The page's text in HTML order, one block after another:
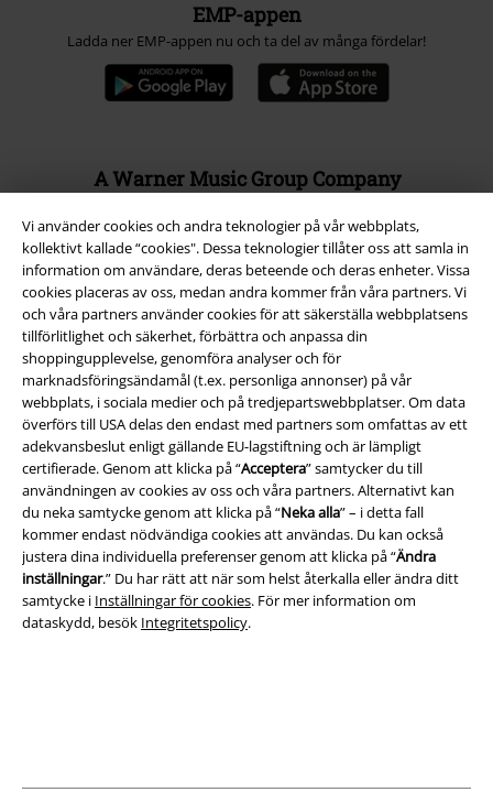
Vi använder cookies och andra teknologier på vår webbplats,
kollektivt kallade “cookies". Dessa teknologier tillåter oss att samla in
information om användare, deras beteende och deras enheter. Vissa
cookies placeras av oss, medan andra kommer från våra partners. Vi
och våra partners använder cookies för att säkerställa webbplatsens
tillförlitlighet och säkerhet, förbättra och anpassa din
shoppingupplevelse, genomföra analyser och för
marknadsföringsändamål (t.ex. personliga annonser) på vår
webbplats, i sociala medier och på tredjepartswebbplatser. Om data
överförs till USA delas den endast med partners som omfattas av ett
adekvansbeslut enligt gällande EU-lagstiftning och är lämpligt
certifierade. Genom att klicka på “Acceptera” samtycker du till
användningen av cookies av oss och våra partners. Alternativt kan
du neka samtycke genom att klicka på “Neka alla” – i detta fall
kommer endast nödvändiga cookies att användas. Du kan också
justera dina individuella preferenser genom att klicka på “Ändra
inställningar.” Du har rätt att när som helst återkalla eller ändra ditt
samtycke i Inställningar för cookies. För mer information om
dataskydd, besök Integritetspolicy.
EMP-appen
Ladda ner EMP-appen nu och ta del av många fördelar!
A Warner Music Group Company
Juridisk information/Villkor
Villkor
Om oss
Ladda ner villkoren
Information om tillgänglighet